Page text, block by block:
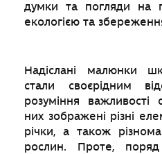
думки та погляди на
екологією та
Надіслані малюнки
стали своєрідним
розуміння
них зображені різні
річки, а також
рослин. Проте,